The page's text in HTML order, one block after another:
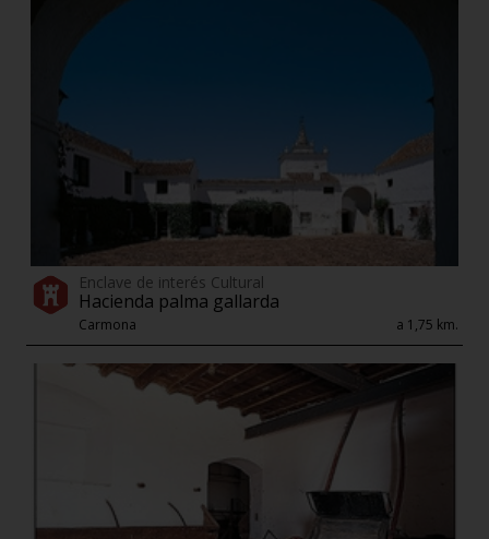
Enclave de interés Cultural
Hacienda palma gallarda
Carmona a 1,75 km.